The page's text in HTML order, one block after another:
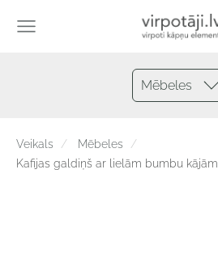
Mēbeles
Veikals
Mēbeles
Kafijas galdiņš ar lielām bumbu kājām